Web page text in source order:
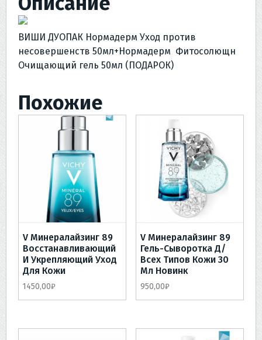
Фитосолющн
Очищающий
гель
50мл
ВИШИ ДУОПАК Нормадерм Уход против
несовершенств 50мл+Нормадерм Фитосолющн
Очищающий гель 50мл (ПОДАРОК)
Похожие
V Минералайзинг 89
Восстанавливающий
И Укрепляющий Уход
Для Кожи
1450,00₽
V Минералайзинг 89
Гель-Сыворотка Д/
Всех Типов Кожи 30
Мл Новинк
950,00₽